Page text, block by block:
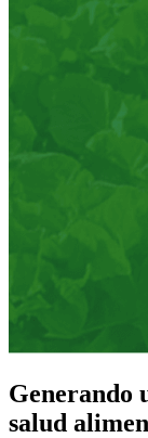
Generando
salud